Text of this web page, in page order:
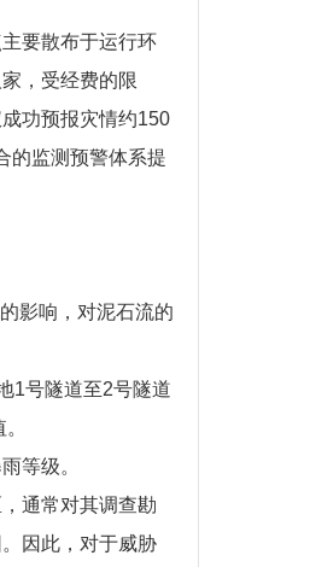
要散布于运行环
，受经费的限
功预报灾情约150
的监测预警体系提
影响，对泥石流的
1号隧道至2号隧道
等级。
通常对其调查勘
因此，对于威胁